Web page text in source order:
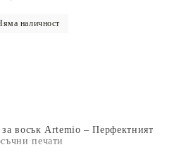
наличност
восък Artemio – Перфектният
печати